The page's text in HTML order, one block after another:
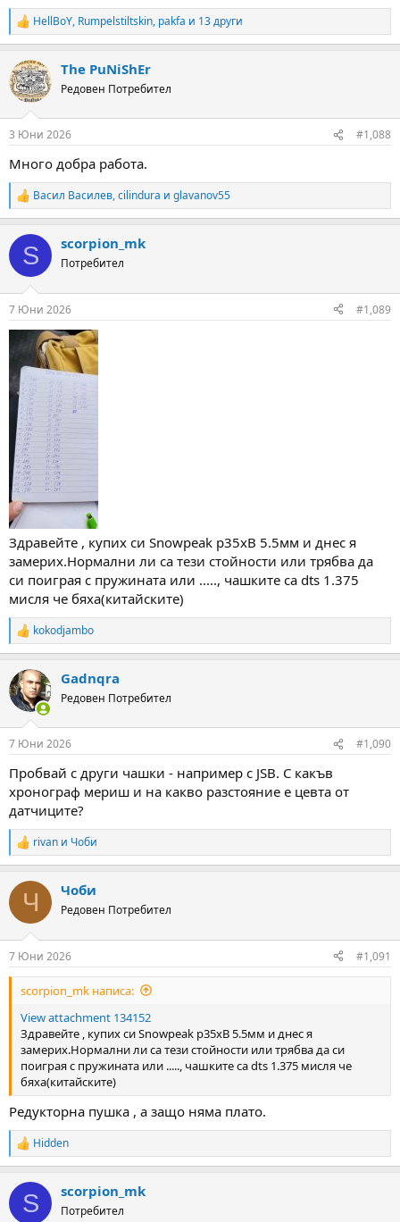
R
e
c
t
i
s
HellBoY, Rumpelstiltskin, pakfa и 13 други
The PuNiShEr
Редовен Потребител
3 Юни 2026 #1,088
Много добра работа.
R
e
c
i
s
:
Васил Василев,cilindura и glavanov55
S scorpion_mk
Потребител
7 Юни 2026 #1,089
Здравейте , купих си Snowpeak p35xB 5.5мм и днес я
замерих.Нормални ли са тези стойности или трябва да
си поиграя с пружината или ....., чашките са dts 1.375
мисля че бяха(китайските)
R
e
c
t
i
s
kokodjambo
Gadnqra
Редовен Потребител
7 Юни 2026 #1,090
Пробвай с други чашки - например с JSB. С какъв
хронограф мериш и на какво разстояние е цевта от
датчиците?
R
e
c
i
s
:
rivan и Чоби
Ч Чоби
Редовен Потребител
7 Юни 2026 #1,091
scorpion_mk написа:
View attachment 134152
Здравейте , купих си Snowpeak p35xB 5.5мм и днес я
замерих.Нормални ли са тези стойности или трябва да си
поиграя с пружината или ....., чашките са dts 1.375 мисля че
бяха(китайските)
Редукторна пушка , а защо няма плато.
R
e
c
Hidden
S scorpion_mk
Потребител